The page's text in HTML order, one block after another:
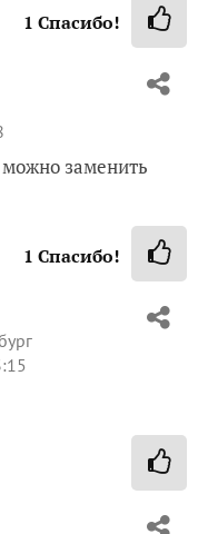
1 Спасибо!
можно заменить
1 Спасибо!